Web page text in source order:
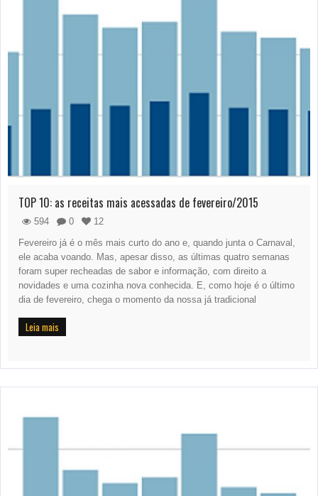
TOP 10: as receitas mais acessadas de fevereiro/2015
594 0
12
Fevereiro já é o mês mais curto do ano e, quando junta o Carnaval,
ele acaba voando. Mas, apesar disso, as últimas quatro semanas
foram super recheadas de sabor e informação, com direito a
novidades e uma cozinha nova conhecida. E, como hoje é o último
dia de fevereiro, chega o momento da nossa já tradicional
Leia mais